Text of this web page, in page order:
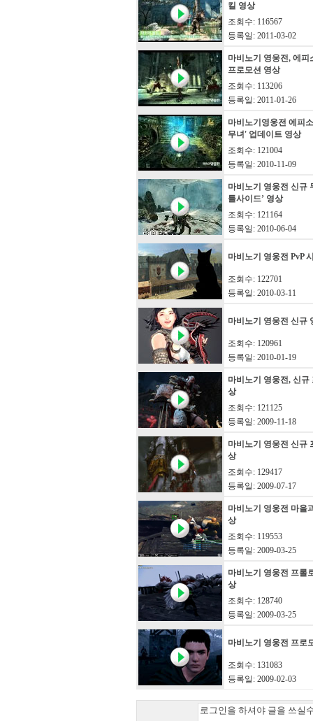
킬 영상
조회수: 116567
등록일: 2011-03-02
마비노기 영웅전, 에피
프로모션 영상
조회수: 113206
등록일: 2011-01-26
마비노기영웅전 에피
무녀' 업데이트 영상
조회수: 121004
등록일: 2010-11-09
마비노기 영웅전 신규
틀사이드’ 영상
조회수: 121164
등록일: 2010-06-04
마비노기 영웅전 PvP
조회수: 122701
등록일: 2010-03-11
마비노기 영웅전 신규
조회수: 120961
등록일: 2010-01-19
마비노기 영웅전, 신규
상
조회수: 121125
등록일: 2009-11-18
마비노기 영웅전 신규
상
조회수: 129417
등록일: 2009-07-17
마비노기 영웅전 마을
상
조회수: 119553
등록일: 2009-03-25
마비노기 영웅전 프롤
상
조회수: 128740
등록일: 2009-03-25
마비노기 영웅전 프로
조회수: 131083
등록일: 2009-02-03